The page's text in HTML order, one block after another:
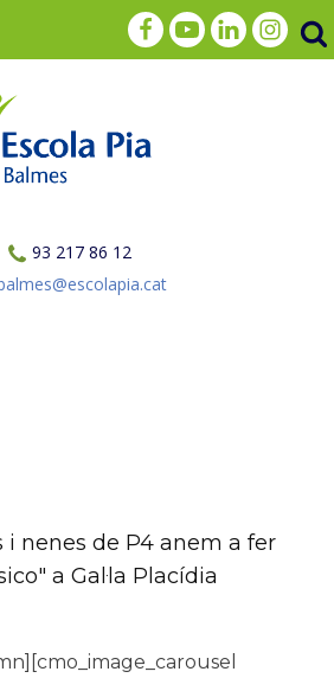
93 217 86 12
i nenes de P4 anem a fer
a Gal·la Placídia